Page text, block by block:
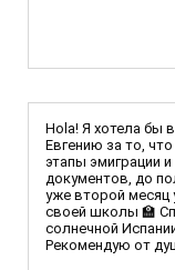
Hola! Я хотела бы
Евгению за то,
этапы эмиграции
документов, до
уже второй месяц
своей школы 🏫
солнечной
Рекомендую от